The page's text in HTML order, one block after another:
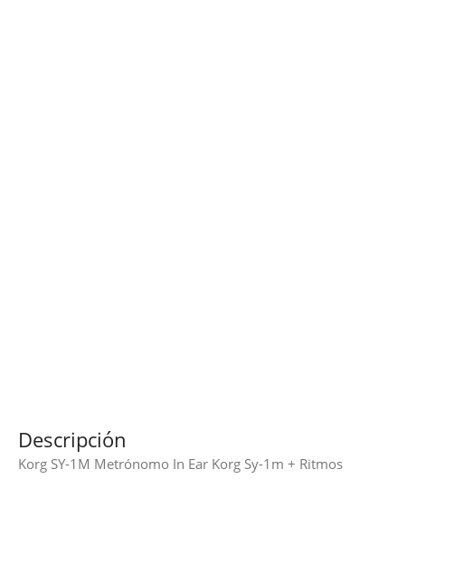
Descripción
Korg SY-1M Metrónomo In Ear Korg Sy-1m + Ritmos